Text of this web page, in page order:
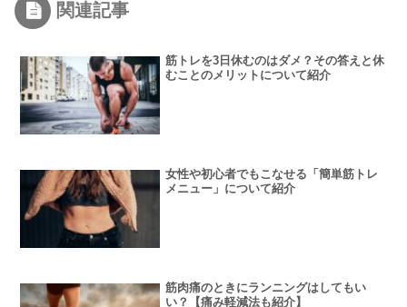
関連記事
筋トレを3日休むのはダメ？その答えと休
むことのメリットについて紹介
女性や初心者でもこなせる「簡単筋トレ
メニュー」について紹介
筋肉痛のときにランニングはしてもい
い？【痛み軽減法も紹介】